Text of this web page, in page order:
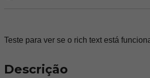
Teste para ver se o rich text está
Descrição